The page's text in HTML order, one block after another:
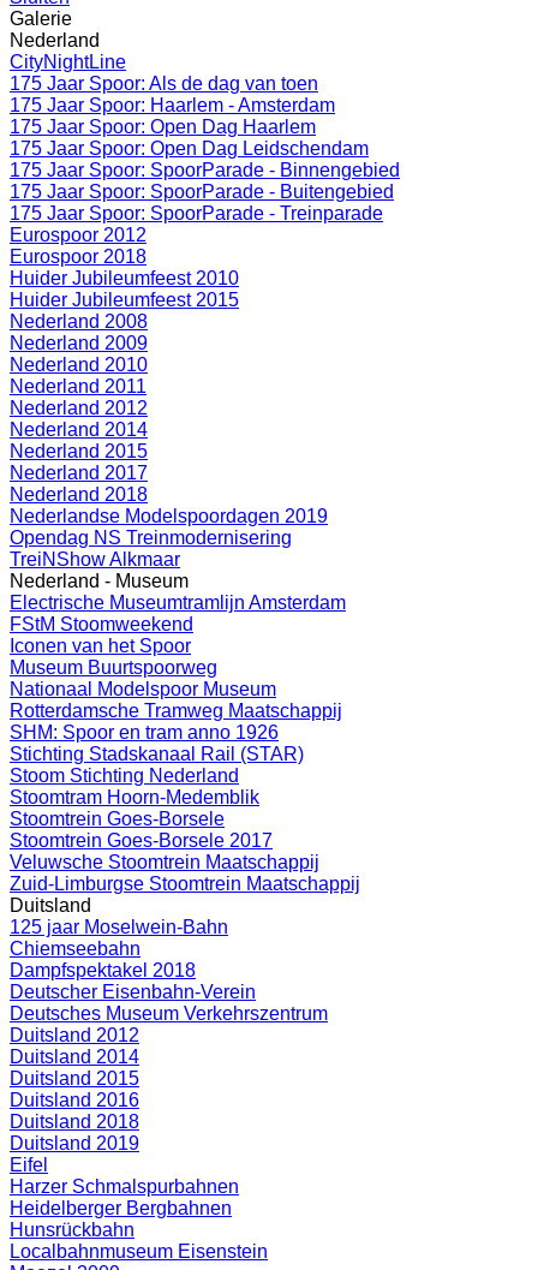
Galerie
Nederland
CityNightLine
175 Jaar Spoor: Als de dag van toen
175 Jaar Spoor: Haarlem - Amsterdam
175 Jaar Spoor: Open Dag Haarlem
175 Jaar Spoor: Open Dag Leidschendam
175 Jaar Spoor: SpoorParade - Binnengebied
175 Jaar Spoor: SpoorParade - Buitengebied
175 Jaar Spoor: SpoorParade - Treinparade
Eurospoor 2012
Eurospoor 2018
Huider Jubileumfeest 2010
Huider Jubileumfeest 2015
Nederland 2008
Nederland 2009
Nederland 2010
Nederland 2011
Nederland 2012
Nederland 2014
Nederland 2015
Nederland 2017
Nederland 2018
Nederlandse Modelspoordagen 2019
Opendag NS Treinmodernisering
TreiNShow Alkmaar
Nederland - Museum
Electrische Museumtramlijn Amsterdam
FStM Stoomweekend
Iconen van het Spoor
Museum Buurtspoorweg
Nationaal Modelspoor Museum
Rotterdamsche Tramweg Maatschappij
SHM: Spoor en tram anno 1926
Stichting Stadskanaal Rail (STAR)
Stoom Stichting Nederland
Stoomtram Hoorn-Medemblik
Stoomtrein Goes-Borsele
Stoomtrein Goes-Borsele 2017
Veluwsche Stoomtrein Maatschappij
Zuid-Limburgse Stoomtrein Maatschappij
Duitsland
125 jaar Moselwein-Bahn
Chiemseebahn
Dampfspektakel 2018
Deutscher Eisenbahn-Verein
Deutsches Museum Verkehrszentrum
Duitsland 2012
Duitsland 2014
Duitsland 2015
Duitsland 2016
Duitsland 2018
Duitsland 2019
Eifel
Harzer Schmalspurbahnen
Heidelberger Bergbahnen
Hunsrückbahn
Localbahnmuseum Eisenstein